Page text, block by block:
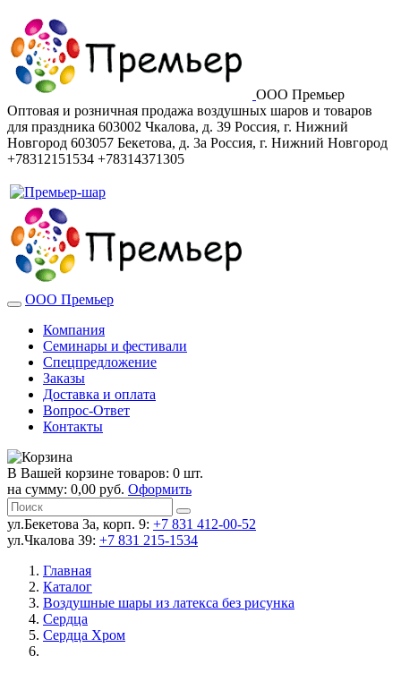
ООО Премьер
Оптовая и розничная продажа воздушных шаров и товаров
для праздника 603002 Чкалова, д. 39 Россия, г. Нижний
Новгород 603057 Бекетова, д. 3а Россия, г. Нижний Новгород
+78312151534 +78314371305
ООО Премьер
Компания
Семинары и фестивали
Спецпредложение
Заказы
Доставка и оплата
Вопрос-Ответ
Контакты
В Вашей корзине товаров: 0 шт.
на сумму: 0,00 руб. Оформить
ул.Бекетова 3а, корп. 9: +7 831 412-00-52
ул.Чкалова 39: +7 831 215-1534
Главная
Каталог
Воздушные шары из латекса без рисунка
Сердца
Сердца Хром